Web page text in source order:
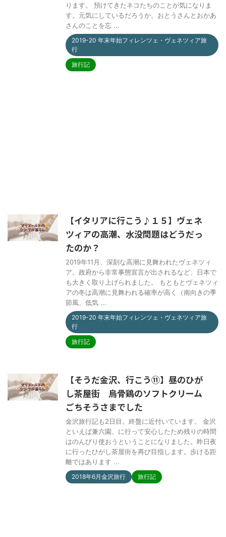
ります。 預けてきたネコたちのことが気になりま
す。元気にしているだろうか。おとうさんとおかあ
さんのことを忘 ...
2019-20 年末年始フィレンツェ・ヴェネツィア旅
行
旅行記
【イタリアに行こう♪１５】ヴェネ
ツィアの高潮、水没問題はどうだっ
たのか？
2019年11月、深刻な高潮に見舞われたヴェネツィ
ア。政府から非常事態宣言が出されるなど、日本で
も大きく取り上げられました。 もともとヴェネツィ
アの冬は高潮に見舞われる確率が高く（南向きの季
節風、低気 ...
2019-20 年末年始フィレンツェ・ヴェネツィア旅
行
旅行記
【そうだ金沢、行こう⑪】昼のひが
し茶屋街 烏骨鶏のソフトクリーム
ごちそうさまでした
金沢旅行記も2日目。終盤に近付いています。 金沢
といえば兼六園、に行って安心したため残りの時間
はのんびり使おうということになりました。昨日夜
に行ったひがし茶屋街を再び目指します。歩ける距
離ではあります ...
2018年6月金沢旅行 旅行記